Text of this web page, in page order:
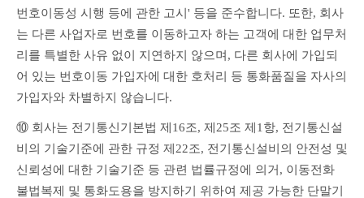
번호이동성 시행 등에 관한 고시' 등을 준수합니다. 또한, 회사
는 다른 사업자로 번호를 이동하고자 하는 고객에 대한 업무처
리를 특별한 사유 없이 지연하지 않으며, 다른 회사에 가입되
어 있는 번호이동 가입자에 대한 호처리 등 통화품질을 자사의
가입자와 차별하지 않습니다.
⑩ 회사는 전기통신기본법 제16조, 제25조 제1항, 전기통신설
비의 기술기준에 관한 규정 제22조, 전기통신설비의 안전성 및
신뢰성에 대한 기술기준 등 관련 법률규정에 의거, 이동전화
불법복제 및 통화도용을 방지하기 위하여 제공 가능한 단말기